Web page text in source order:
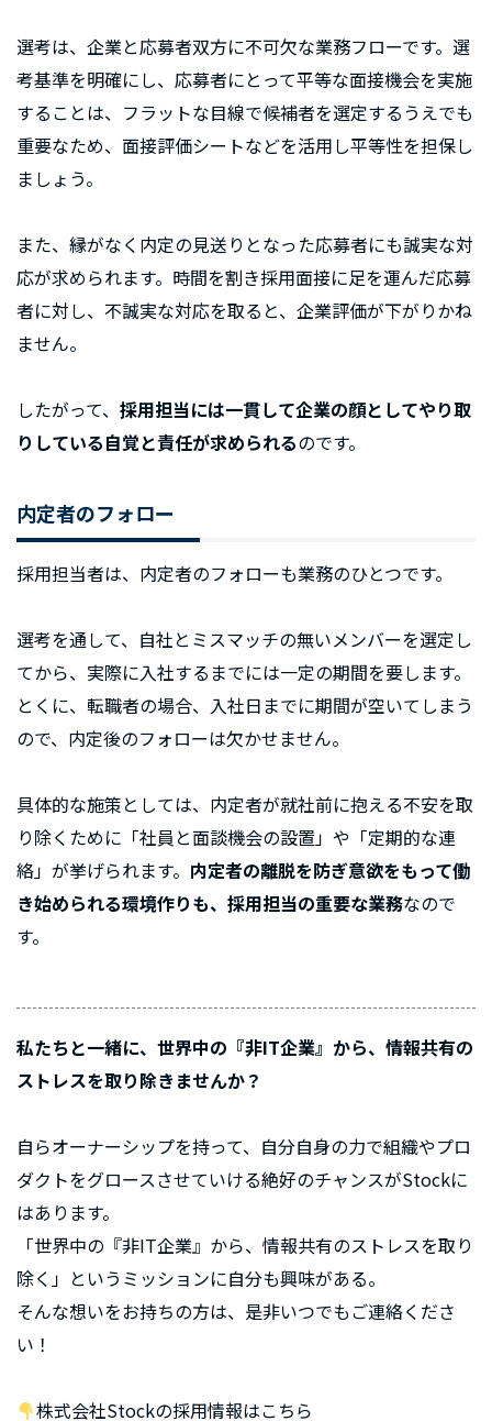
選考は、企業と応募者双方に不可欠な業務フローです。選
考基準を明確にし、応募者にとって平等な面接機会を実施
することは、フラットな目線で候補者を選定するうえでも
重要なため、面接評価シートなどを活用し平等性を担保し
ましょう。
また、縁がなく内定の見送りとなった応募者にも誠実な対
応が求められます。時間を割き採用面接に足を運んだ応募
者に対し、不誠実な対応を取ると、企業評価が下がりかね
ません。
したがって、 採用担当には一貫して企業の顔としてやり取
りしている自覚と責任が求められるのです。
内定者のフォロー
採用担当者は、内定者のフォローも業務のひとつです。
選考を通して、自社とミスマッチの無いメンバーを選定し
てから、実際に入社するまでには一定の期間を要します。
とくに、転職者の場合、入社日までに期間が空いてしまう
ので、内定後のフォローは欠かせません。
具体的な施策としては、内定者が就社前に抱える不安を取
り除くために「社員と面談機会の設置」や「定期的な連
絡」が挙げられます。 内定者の離脱を防ぎ意欲をもって働
き始められる環境作りも、採用担当の重要な業務なので
す。
私たちと一緒に、世界中の『非IT企業』から、情報共有の
ストレスを取り除きませんか？
自らオーナーシップを持って、自分自身の力で組織やプロ
ダクトをグロースさせていける絶好のチャンスがStockに
はあります。
「世界中の『非IT企業』から、情報共有のストレスを取り
除く」というミッションに自分も興味がある。
そんな想いをお持ちの方は、是非いつでもご連絡くださ
い！
株式会社Stockの採用情報はこちら